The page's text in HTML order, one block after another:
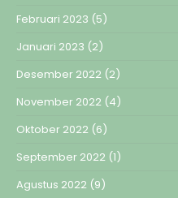
Februari 2023 (5)
Januari 2023 (2)
Desember 2022 (2)
November 2022 (4)
Oktober 2022 (6)
September 2022 (1)
Agustus 2022 (9)